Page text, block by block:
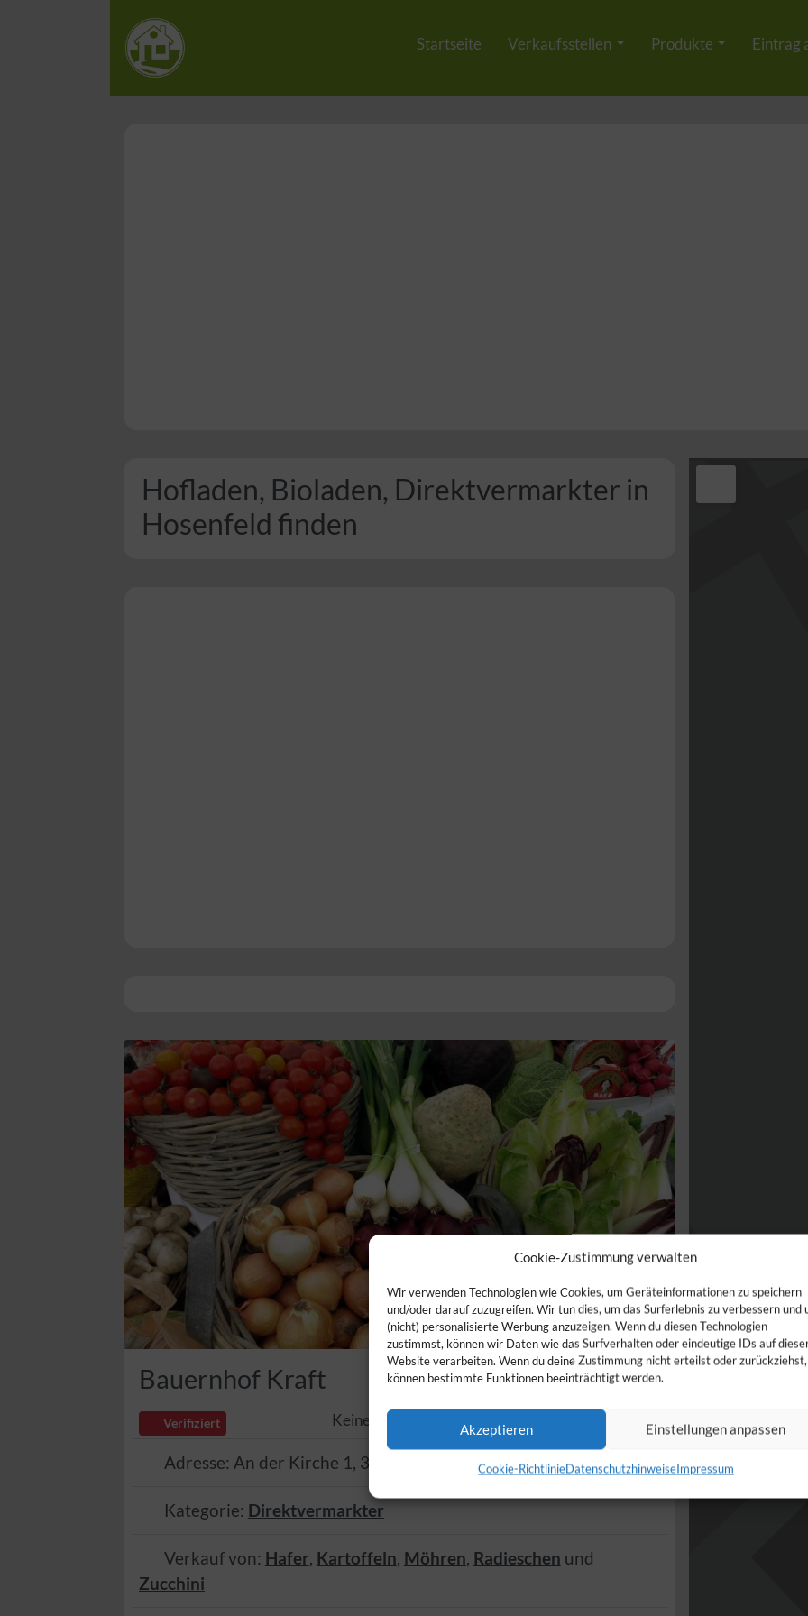
Cookie-Zustimmung verwalten
Wir verwenden Technologien wie Cookies, um Geräteinformationen zu speichern
und/oder darauf zuzugreifen. Wir tun dies, um das Surferlebnis zu verbessern und
(nicht) personalisierte Werbung anzuzeigen. Wenn du diesen Technologien
zustimmst, können wir Daten wie das Surfverhalten oder eindeutige IDs auf
Website verarbeiten. Wenn du deine Zustimmung nicht erteilst oder zurückziehst,
können bestimmte Funktionen beeinträchtigt werden.
Akzeptieren Einstellungen anpassen
Cookie-RichtlinieDatenschutzhinweiseImpressum
Startseite Verkaufsstellen Produkte Eintrag
Hofladen, Bioladen, Direktvermarkter in
Hosenfeld finden
Bauernhof Kraft
Verifiziert Keine Rezensionen
Adresse: An der Kirche 1, 36154 Hosenfeld(Hessen)
Kategorie: Direktvermarkter
Verkauf von: Hafer, Kartoffeln, Möhren, Radieschen und
Zucchini